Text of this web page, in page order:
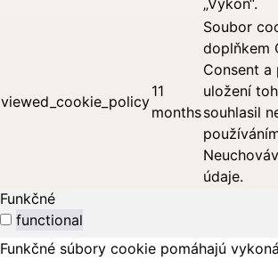
„Výkon“.
viewed_cookie_policy
11
months
Soubor
doplňkem
Consent a
uložení
souhlasil
údaje.
Funkčné
functional
Funkčné súbory cookie pomáhajú